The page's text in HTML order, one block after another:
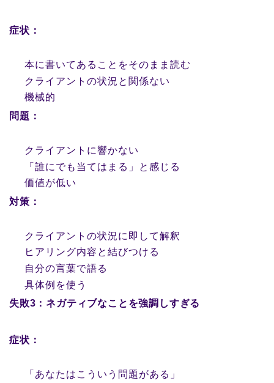
症状：
本に書いてあることをそのまま読む
クライアントの状況と関係ない
機械的
問題：
クライアントに響かない
「誰にでも当てはまる」と感じる
価値が低い
対策：
クライアントの状況に即して解釈
ヒアリング内容と結びつける
自分の言葉で語る
具体例を使う
失敗3：ネガティブなことを強調しすぎる
症状：
「あなたはこういう問題がある」